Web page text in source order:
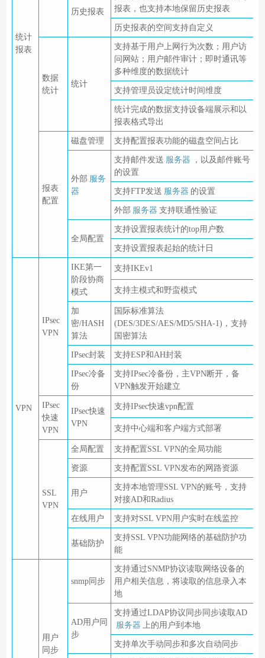
统计
报表
历史报表
报表，也支持本地保留历史报表
历史报表的空间支持自定义
数据
统计
统计
支持基于用户上网行为次数；用户访
问网站；用户邮件审计；即时通讯等
多种维度的数据统计
支持管理员设定统计时间维度
统计完成的数据支持设备端展示和以
报表格式导出
报表
配置
磁盘管理 支持配置报表功能的磁盘空间占比
外部 服务
器
支持邮件发送 服务器
，以及邮件账号
的设置
支持FTP发送 服务器 的设置
外部 服务器 支持联通性验证
全局配置
支持设置报表统计的top用户数
支持设置报表起始的统计日
VPN
IPsec
VPN
IKE第一
阶段协商
模式
支持IKEv1
支持主模式和野蛮模式
加
密/HASH
算法
国际标准算法
(DES/3DES/AES/MD5/SHA-1)，支持
国密算法
IPsec封装 支持ESP和AH封装
IPsec冷备
份
支持IPsec冷备份，主VPN断开，备
VPN触发开始建立
IPsec
快速
VPN
IPsec快速
VPN
支持IPsec快速vpn配置
支持中心端和客户端方式部署
SSL
VPN
全局配置 支持配置SSL VPN的全局功能
资源 支持配置SSL VPN发布的网路资源
用户
支持本地管理SSL VPN的账号，支持
对接AD和Radius
在线用户 支持对SSL VPN用户实时在线监控
基础防护
支持SSL VPN功能网络的基础防护功
能
用户
同步
snmp同步
支持通过SNMP协议读取网络设备的
用户相关信息，将读取的信息录入本
地
AD用户同
步
支持通过LDAP协议同步同步读取AD
服务器 上的用户到本地
支持单次手动同步和多次自动同步